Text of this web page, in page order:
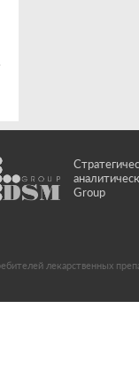
Group
лекарственных